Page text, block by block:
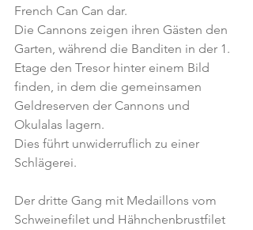
French Can Can dar.
Die Cannons zeigen ihren Gästen den
Garten, während die Banditen in der 1.
Etage den Tresor hinter einem Bild
finden, in dem die gemeinsamen
Geldreserven der Cannons und
Okulalas lagern.
Dies führt unwiderruflich zu einer
Schlägerei.
Der dritte Gang mit Medaillons vom
Schweinefilet und Hähnchenbrustfilet